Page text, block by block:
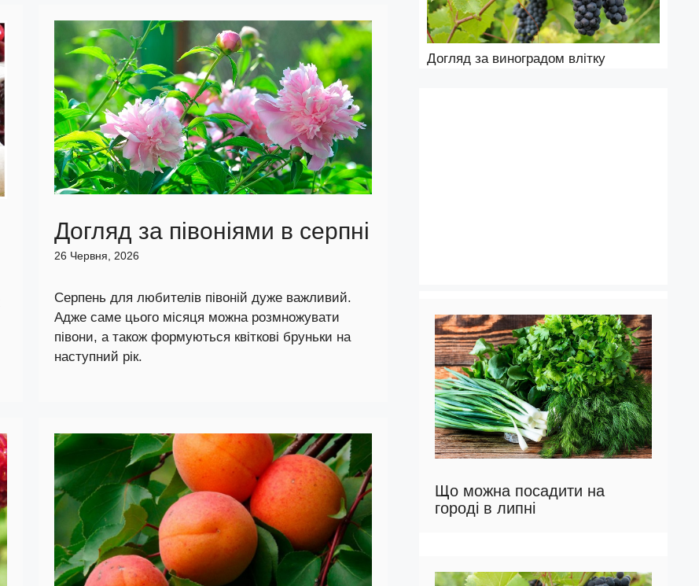
Догляд за півоніями в серпні
26 Червня, 2026
Серпень для любителів півоній дуже важливий.
Адже саме цього місяця можна розмножувати
півони, а також формуються квіткові бруньки на
наступний рік.
Догляд за виноградом влітку
Що можна посадити на
городі в липні